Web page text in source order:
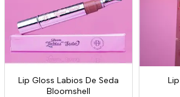
Lip Gloss Labios De Seda
Bloomshell